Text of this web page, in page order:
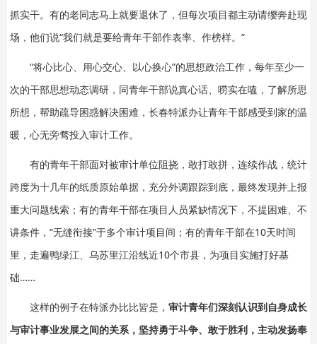
抓实干。有的老同志马上就要退休了，但每次项目都主动请缨奔赴现
场，他们说“我们就是要给青年干部作表率、作榜样。”
“将心比心、用心交心、以心换心”的思想政治工作，每年至少一
次的干部思想动态调研，同青年干部说真心话、唠实在嗑，了解所思
所想，帮助疏导困惑解决困难，长春特派办让青年干部感受到家的温
暖，心无旁骛投入审计工作。
有的青年干部面对被审计单位阻挠，敢打敢拼，连续作战，统计
跨度为十几年的纸质原始单据，充分外调跟踪到底，最终发现并上报
重大问题线索；有的青年干部在项目人员紧缺情况下，不提困难、不
讲条件，“无缝衔接”于多个审计项目间；有的青年干部在10天时间
里，走遍鸭绿江、乌苏里江沿线近10个市县，为项目实施打好基
础……
这样的例子在特派办比比皆是， 审计青年们深刻认识到自身成长
与审计事业发展之间的关系，坚持勇于斗争、敢于胜利，主动发扬奉